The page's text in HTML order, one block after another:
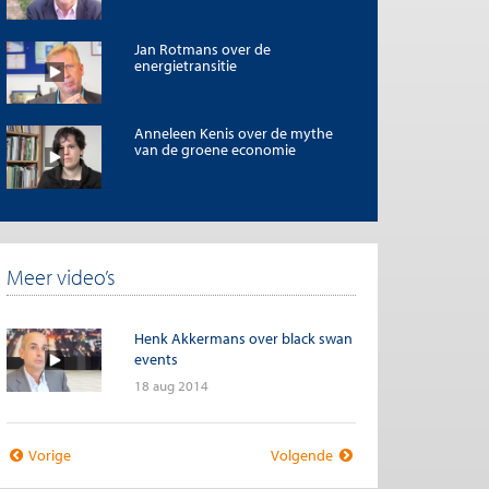
Jan Rotmans over de
energietransitie
Anneleen Kenis over de mythe
van de groene economie
Meer video’s
Henk Akkermans over black swan
events
18 aug 2014
Vorige Volgende